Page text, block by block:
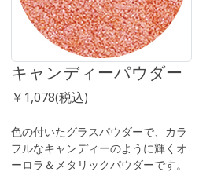
キャンディーパウダー
￥1,078(税込)
色の付いたグラスパウダーで、カラ
フルなキャンディーのように輝くオ
ーロラ＆メタリックパウダーです。